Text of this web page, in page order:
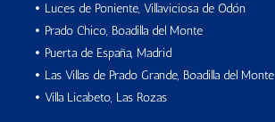
Luces de Poniente, Villaviciosa de Odón
Prado Chico, Boadilla del Monte
Puerta de España, Madrid
Las Villas de Prado Grande, Boadilla del Monte
Villa Licabeto, Las Rozas